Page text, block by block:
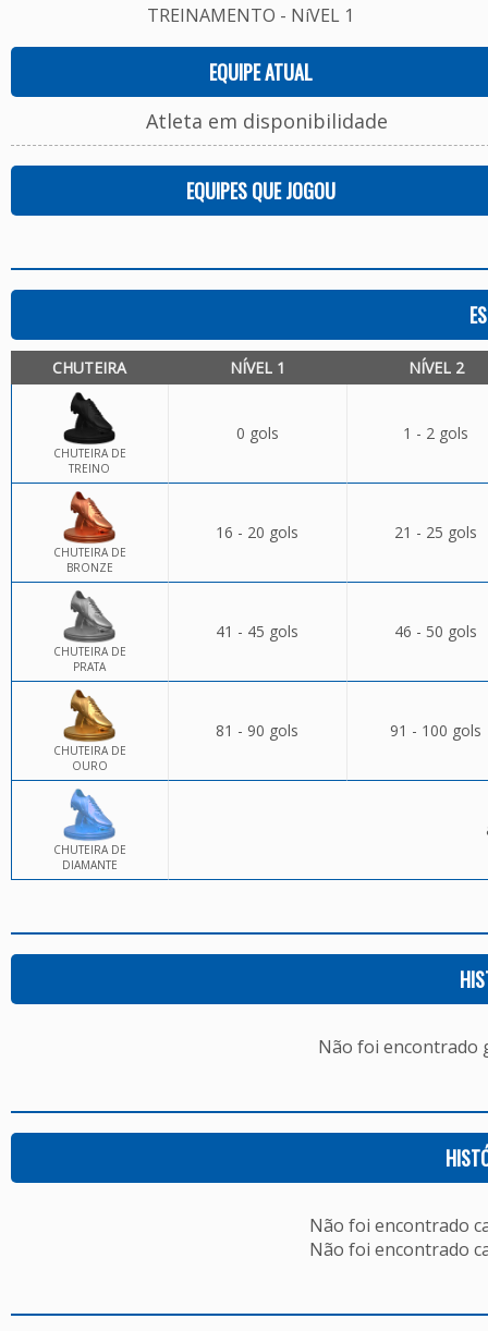
TREINAMENTO - NíVEL 1
EQUIPE ATUAL
Atleta em disponibilidade
EQUIPES QUE JOGOU
CHUTEIRA NÍVEL 1 NÍVEL 2
CHUTEIRA DE
TREINO
0 gols 1 - 2 gols
CHUTEIRA DE
BRONZE
16 - 20 gols 21 - 25 gols
CHUTEIRA DE
PRATA
41 - 45 gols 46 - 50 gols
CHUTEIRA DE
OURO
81 - 90 gols 91 - 100 gols
CHUTEIRA DE
DIAMANTE
Não foi encontrado
Não foi encontrado
Não foi encontrado